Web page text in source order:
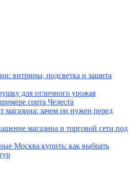
витрины, подсветка и защита
для отличного урожая
сорта Челеста
магазина: зачем он нужен перед
магазина и торговой сети под
Москва купить: как выбрать